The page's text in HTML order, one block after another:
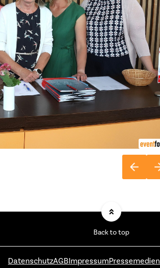
Back to top
DatenschutzAGBImpressumPressemedien